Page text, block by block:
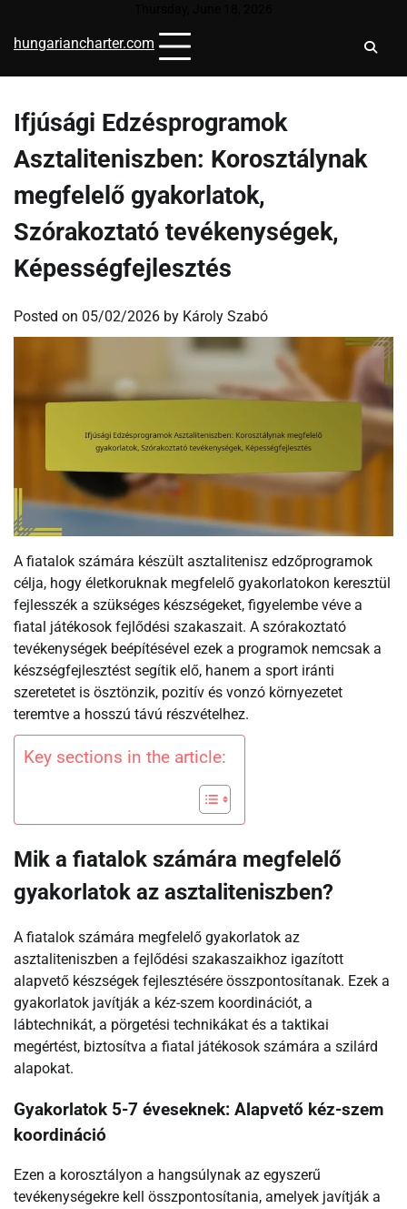
content
hungariancharter.com
Ifjúsági Edzésprogramok
Asztaliteniszben: Korosztálynak
megfelelő gyakorlatok,
Szórakoztató tevékenységek,
Képességfejlesztés
Posted on 05/02/2026 by Károly Szabó
A fiatalok számára készült asztalitenisz edzőprogramok
célja, hogy életkoruknak megfelelő gyakorlatokon keresztül
fejlesszék a szükséges készségeket, figyelembe véve a
fiatal játékosok fejlődési szakaszait. A szórakoztató
tevékenységek beépítésével ezek a programok nemcsak a
készségfejlesztést segítik elő, hanem a sport iránti
szeretetet is ösztönzik, pozitív és vonzó környezetet
teremtve a hosszú távú részvételhez.
Key sections in the article:
Mik a fiatalok számára megfelelő
gyakorlatok az asztaliteniszben?
A fiatalok számára megfelelő gyakorlatok az
asztaliteniszben a fejlődési szakaszaikhoz igazított
alapvető készségek fejlesztésére összpontosítanak. Ezek a
gyakorlatok javítják a kéz-szem koordinációt, a
lábtechnikát, a pörgetési technikákat és a taktikai
megértést, biztosítva a fiatal játékosok számára a szilárd
alapokat.
Gyakorlatok 5-7 éveseknek: Alapvető kéz-szem
koordináció
Ezen a korosztályon a hangsúlynak az egyszerű
tevékenységekre kell összpontosítania, amelyek javítják a